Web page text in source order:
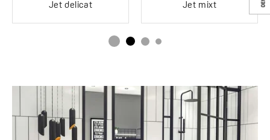
Jet delicat Jet mixt